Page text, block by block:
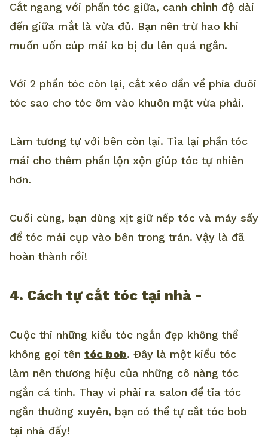
Cắt ngang với phần tóc giữa, canh chỉnh độ dài
đến giữa mắt là vừa đủ. Bạn nên trừ hao khi
muốn uốn cúp mái ko bị đu lên quá ngắn.
Với 2 phần tóc còn lại, cắt xéo dần về phía đuôi
tóc sao cho tóc ôm vào khuôn mặt vừa phải.
Làm tương tự với bên còn lại. Tỉa lại phần tóc
mái cho thêm phần lộn xộn giúp tóc tự nhiên
hơn.
Cuối cùng, bạn dùng xịt giữ nếp tóc và máy sấy
để tóc mái cụp vào bên trong trán. Vậy là đã
hoàn thành rồi!
4. Cách tự cắt tóc tại nhà -
Cuộc thi những kiểu tóc ngắn đẹp không thể
không gọi tên tóc bob. Đây là một kiểu tóc
làm nên thương hiệu của những cô nàng tóc
ngắn cá tính. Thay vì phải ra salon để tỉa tóc
ngắn thường xuyên, bạn có thể tự cắt tóc bob
tại nhà đấy!